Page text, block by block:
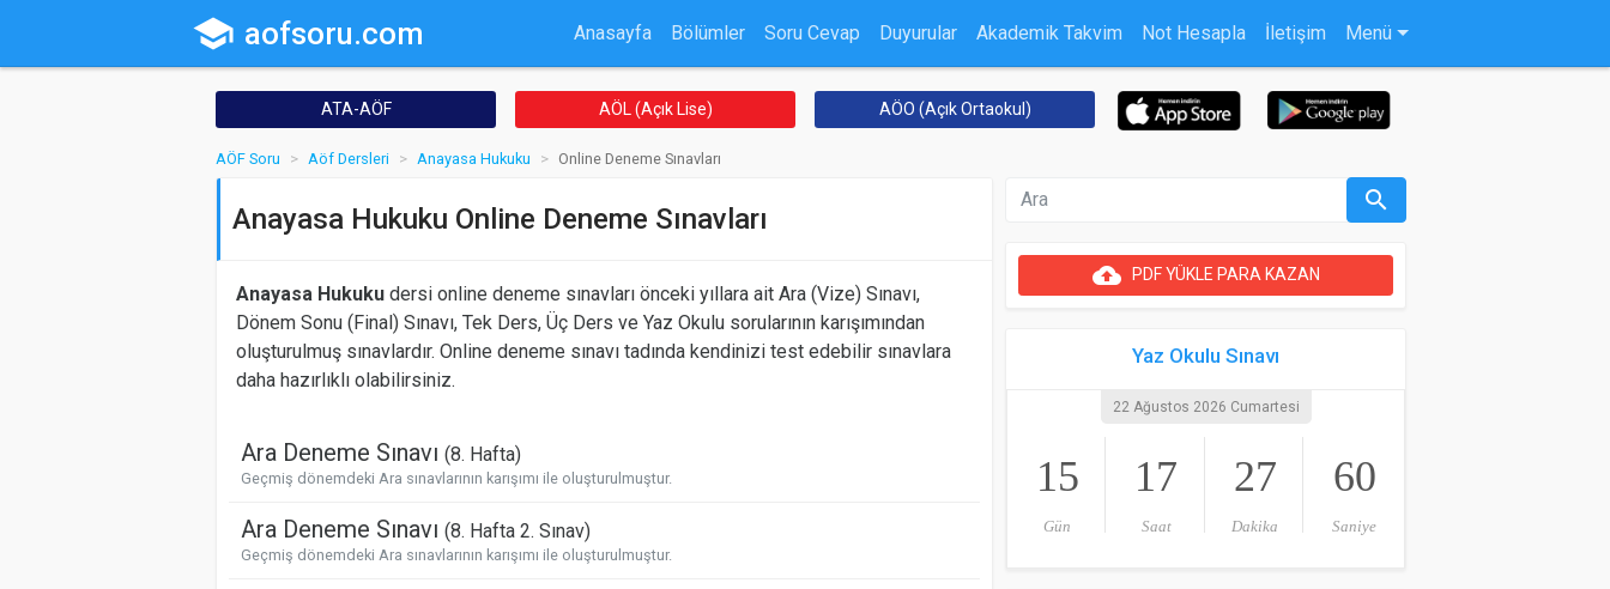
school aofsoru.com Anasayfa Bölümler Soru Cevap Duyurular Akademik Takvim Not Hesapla İletişim Menü
ATA-AÖF AÖL (Açık Lise) AÖO (Açık Ortaokul)
AÖF Soru Aöf Dersleri Anayasa Hukuku Online Deneme Sınavları
Anayasa Hukuku Online Deneme Sınavları
Anayasa Hukuku dersi online deneme sınavları önceki yıllara ait Ara (Vize) Sınavı,
Dönem Sonu (Final) Sınavı, Tek Ders, Üç Ders ve Yaz Okulu sorularının karışımından
oluşturulmuş sınavlardır. Online deneme sınavı tadında kendinizi test edebilir sınavlara
daha hazırlıklı olabilirsiniz.
Ara Deneme Sınavı (8. Hafta)
Geçmiş dönemdeki Ara sınavlarının karışımı ile oluşturulmuştur.
Ara Deneme Sınavı (8. Hafta 2. Sınav)
Geçmiş dönemdeki Ara sınavlarının karışımı ile oluşturulmuştur.
search
cloud_uploadPDF YÜKLE PARA KAZAN
Yaz Okulu Sınavı
22 Ağustos 2026 Cumartesi
15
Gün
17
Saat
27
Dakika
60
Saniye